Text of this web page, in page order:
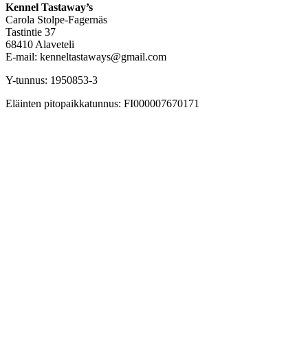
Kennel Tastaway’s
Carola Stolpe-Fagernäs
Tastintie 37
68410 Alaveteli
E-mail: kenneltastaways@gmail.com
Y-tunnus: 1950853-3
Eläinten pitopaikkatunnus: FI000007670171